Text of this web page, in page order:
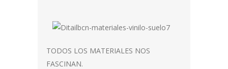
TODOS LOS MATERIALES NOS
FASCINAN.